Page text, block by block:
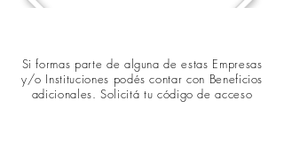
Si formas parte de alguna de estas Empresas
y/o Instituciones podés contar con Beneficios
adicionales. Solicitá tu código de acceso